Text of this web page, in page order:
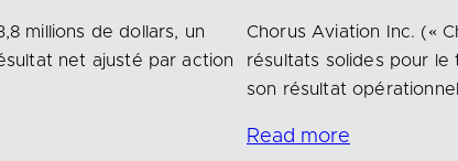
millions de dollars, un
net ajusté par action
Chorus Aviation Inc. («
résultats solides pour le
son résultat
Read more